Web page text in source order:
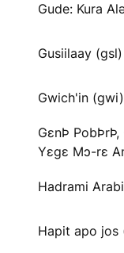
Gude: Kura
Gusiilaay (gsl)
Gwich'in (gwi)
GɛnÞ
Yɛgɛ Mɔ-rɛ
Hadrami
Hapit apo jos